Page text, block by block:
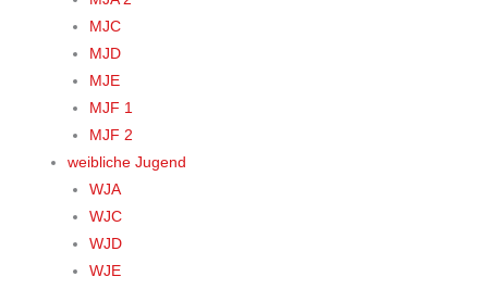
MJC
MJD
MJE
MJF 1
MJF 2
weibliche Jugend
WJA
WJC
WJD
WJE